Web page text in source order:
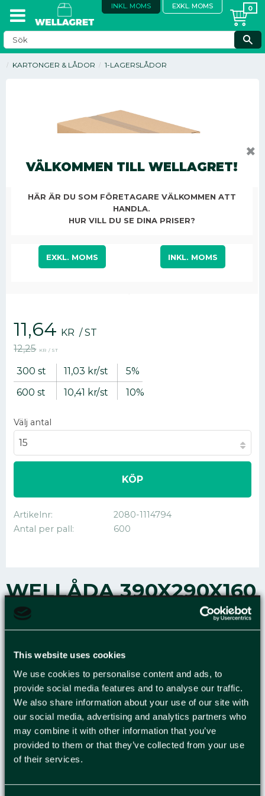
This website uses cookies
We use cookies to personalise content and ads, to
provide social media features and to analyse our traffic.
We also share information about your use of our site with
our social media, advertising and analytics partners who
may combine it with other information that you’ve
provided to them or that they’ve collected from your use
of their services.
INKL. MOMS EXKL. MOMS
KARTONGER & LÅDOR 1-LAGERSLÅDOR
5%
Nedsatt pris:
11,64 KR /ST
Ordinarie pris:
12,25 KR / ST
300 st 11,03 kr/st 5%
600 st 10,41 kr/st 10%
Välj antal
KÖP
Artikelnr
2080-1114794
Antal per pall
600
WELLÅDA 390X290X160
4MM
Vårt enorma urval av enlagers wellådor möter
de flesta behov inom frakt, förvaring och
distribution. En lätt förpackning som är enkel
att hantera och hjälper dig att skydda
produkterna från stötar och fukt. Därför den
perfekta förpackningen för lätta och ömtåliga
produkter. Kartongerna har stor styrka och är
idealiska för stapling på pall. Vi erbjuder ett
kvaliteter.Produktfördelar:
VÄLKOMMEN TILL WELLAGRET!
HÄR ÄR DU SOM FÖRETAGARE VÄLKOMMEN ATT
HANDLA.
HUR VILL DU SE DINA PRISER?
EXKL. MOMS INKL. MOMS
✖